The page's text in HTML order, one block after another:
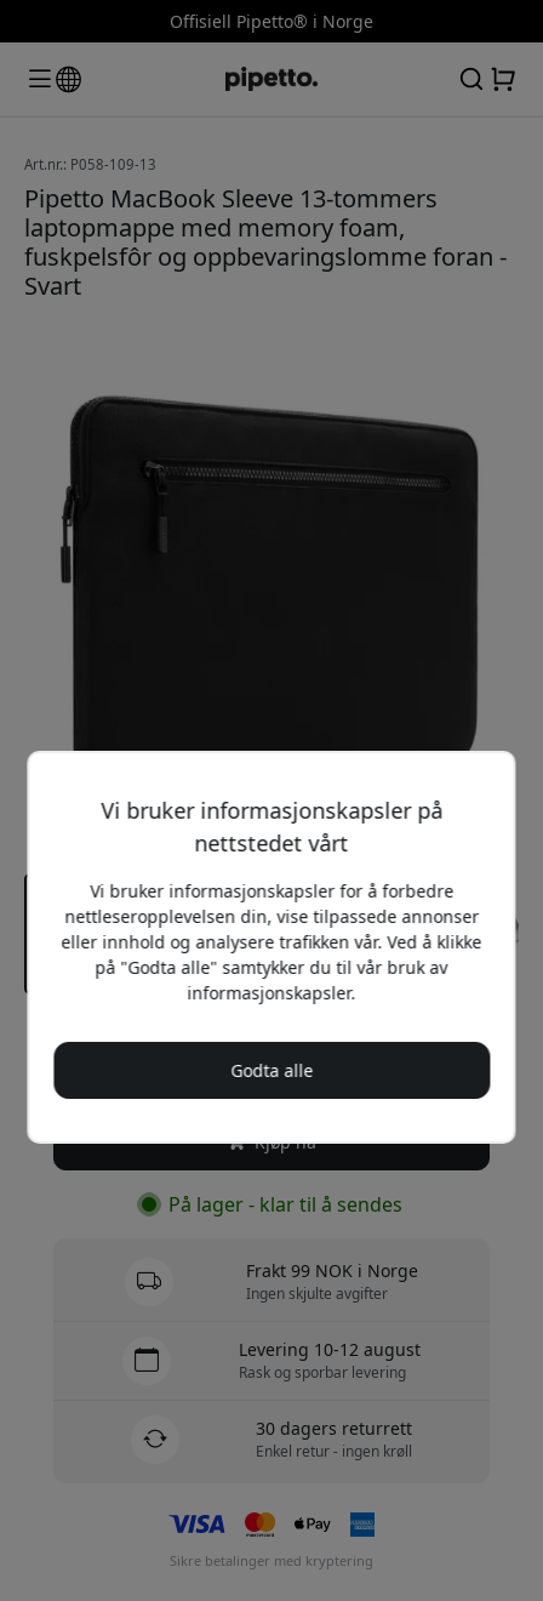
Offisiell Pipetto® i Norge
Art.nr.: P058-109-13
Pipetto MacBook Sleeve 13-tommers
laptopmappe med memory foam,
fuskpelsfôr og oppbevaringslomme foran -
Svart
Anbefalt pris
799 NOK
Kjøp nå
På lager - klar til å sendes
Frakt 99 NOK i Norge
Ingen skjulte avgifter
Levering 10-12 august
Rask og sporbar levering
30 dagers returrett
Enkel retur - ingen krøll
Sikre betalinger med kryptering
Vi bruker informasjonskapsler på
nettstedet vårt
Vi bruker informasjonskapsler for å forbedre
nettleseropplevelsen din, vise tilpassede annonser
eller innhold og analysere trafikken vår. Ved å klikke
på "Godta alle" samtykker du til vår bruk av
informasjonskapsler.
Godta alle